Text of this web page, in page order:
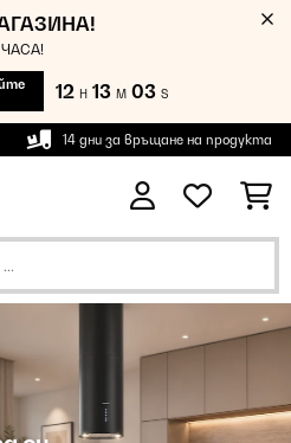
12 H 13 M 03 S
14 дни за връщане на продукта